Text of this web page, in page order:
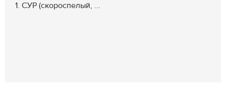
1. СУР (скороспелый, ...